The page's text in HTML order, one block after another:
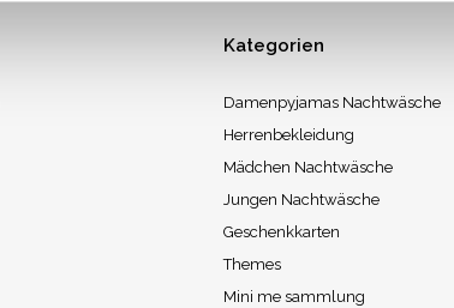
Kategorien
Damenpyjamas Nachtwäsche
Herrenbekleidung
Mädchen Nachtwäsche
Jungen Nachtwäsche
Geschenkkarten
Themes
Mini me sammlung